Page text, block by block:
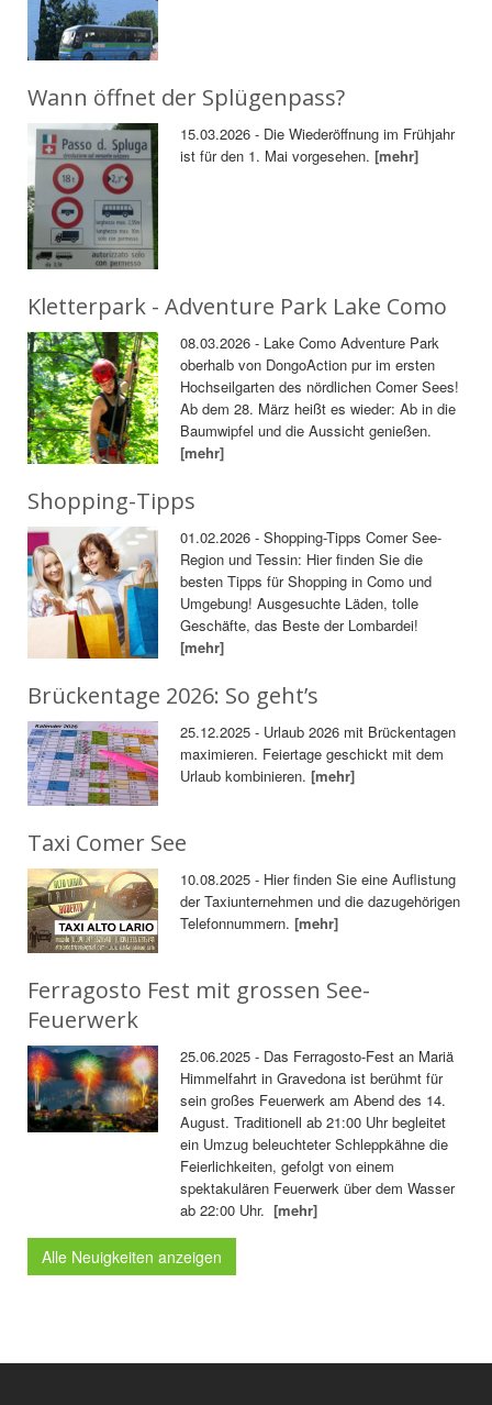
Wann öffnet der Splügenpass?
15.03.2026 - Die Wiederöffnung im Frühjahr
ist für den 1. Mai vorgesehen.[mehr]
Kletterpark - Adventure Park Lake Como
08.03.2026 - Lake Como Adventure Park
oberhalb von DongoAction pur im ersten
Hochseilgarten des nördlichen Comer Sees!
Ab dem 28. März heißt es wieder: Ab in die
Baumwipfel und die Aussicht genießen.
[mehr]
Shopping-Tipps
01.02.2026 - Shopping-Tipps Comer See-
Region und Tessin: Hier finden Sie die
besten Tipps für Shopping in Como und
Umgebung! Ausgesuchte Läden, tolle
Geschäfte, das Beste der Lombardei!
[mehr]
Brückentage 2026: So geht’s
25.12.2025 - Urlaub 2026 mit Brückentagen
maximieren. Feiertage geschickt mit dem
Urlaub kombinieren.[mehr]
Taxi Comer See
10.08.2025 - Hier finden Sie eine Auflistung
der Taxiunternehmen und die dazugehörigen
Telefonnummern.[mehr]
Ferragosto Fest mit grossen See-
Feuerwerk
25.06.2025 - Das Ferragosto-Fest an Mariä
Himmelfahrt in Gravedona ist berühmt für
sein großes Feuerwerk am Abend des 14.
August. Traditionell ab 21:00 Uhr begleitet
ein Umzug beleuchteter Schleppkähne die
Feierlichkeiten, gefolgt von einem
spektakulären Feuerwerk über dem Wasser
ab 22:00 Uhr.[mehr]
Alle Neuigkeiten anzeigen